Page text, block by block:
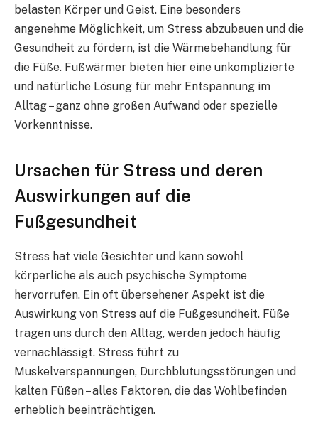
belasten Körper und Geist. Eine besonders
angenehme Möglichkeit, um Stress abzubauen und die
Gesundheit zu fördern, ist die Wärmebehandlung für
die Füße. Fußwärmer bieten hier eine unkomplizierte
und natürliche Lösung für mehr Entspannung im
Alltag – ganz ohne großen Aufwand oder spezielle
Vorkenntnisse.
Ursachen für Stress und deren
Auswirkungen auf die
Fußgesundheit
Stress hat viele Gesichter und kann sowohl
körperliche als auch psychische Symptome
hervorrufen. Ein oft übersehener Aspekt ist die
Auswirkung von Stress auf die Fußgesundheit. Füße
tragen uns durch den Alltag, werden jedoch häufig
vernachlässigt. Stress führt zu
Muskelverspannungen, Durchblutungsstörungen und
kalten Füßen – alles Faktoren, die das Wohlbefinden
erheblich beeinträchtigen.